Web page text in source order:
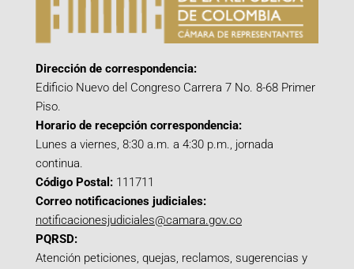
Dirección de correspondencia:
Edificio Nuevo del Congreso Carrera 7 No. 8-68 Primer
Piso.
Horario de recepción correspondencia:
Lunes a viernes, 8:30 a.m. a 4:30 p.m., jornada
continua.
Código Postal: 111711
Correo notificaciones judiciales:
notificacionesjudiciales@camara.gov.co
PQRSD:
Atención peticiones, quejas, reclamos, sugerencias y